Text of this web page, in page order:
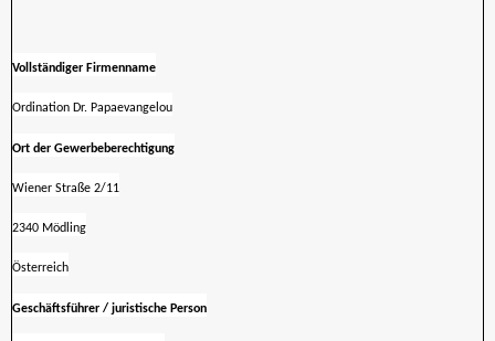
Vollständiger Firmenname
Ordination Dr. Papaevangelou
Ort der Gewerbeberechtigung
Wiener Straße 2/11
2340 Mödling
Österreich
Geschäftsführer / juristische Person